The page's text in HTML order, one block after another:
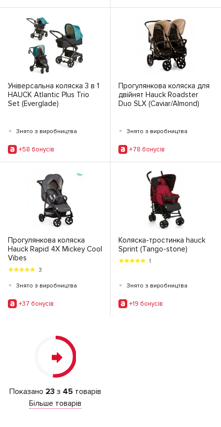
Універсальна коляска 3 в 1
HAUCK Atlantic Plus Trio
Set (Everglade)
• Знято з виробництва
+58 бонусiв
Прогулянкова коляска для
двійнят Hauck Roadster
Duo SLX (Caviar/Almond)
• Знято з виробництва
+78 бонусiв
Прогулянкова коляска
Hauck Rapid 4X Mickey Cool
Vibes
3
• Знято з виробництва
+37 бонусiв
Коляска-тростинка hauck
Sprint (Tango-stone)
1
• Знято з виробництва
+19 бонусiв
Показано 23 з 45 товарів
Більше товарів